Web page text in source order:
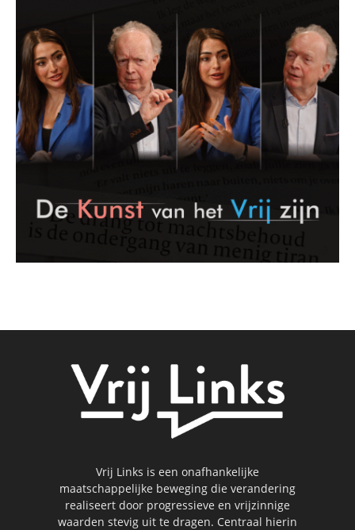
Vrij Links is een onafhankelijke
maatschappelijke beweging die verandering
realiseert door progressieve en vrijzinnige
waarden stevig uit te dragen. Centraal hierin